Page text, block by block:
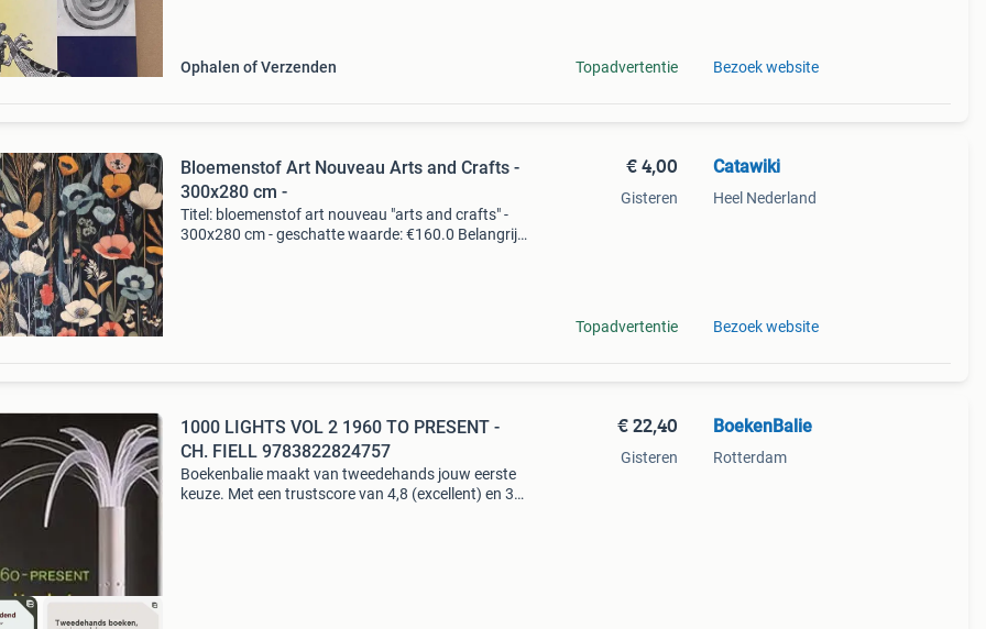
Ophalen of Verzenden Topadvertentie Bezoek website
Bloemenstof Art Nouveau Arts and Crafts -
300x280 cm -
Titel: bloemenstof art nouveau "arts and crafts" -
300x280 cm - geschatte waarde: €160.0 Belangrijk:
€ 4,00
Gisteren
Topadvertentie
Catawiki
Heel Nederland
Bezoek website
1000 LIGHTS VOL 2 1960 TO PRESENT -
CH. FIELL 9783822824757
Boekenbalie maakt van tweedehands jouw eerste
keuze. Met een trustscore van 4,8 (excellent) en 30
€ 22,40
Gisteren
BoekenBalie
Rotterdam